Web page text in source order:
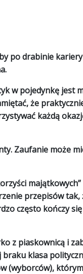
po drabinie kariery
w pojedynkę jest
że
każdą
Zaufanie może
majątkowych”
przepisów tak,
często kończy się
z piaskownicą i
braku klasa
(wyborców), którym